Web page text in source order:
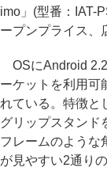
imo」(型番：IAT-
ープンプライス、
OSにAndroid
ーケットを利用可
れている。特徴と
グリップスタンド
フレームのような
が見やすい2通り